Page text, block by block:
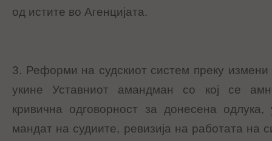
од истите во Агенцијата.
3. Реформи на судскиот систем преку измени
укине Уставниот амандман со кој се
кривична одговорност за донесена одлука,
мандат на судиите, ревизија на работата на